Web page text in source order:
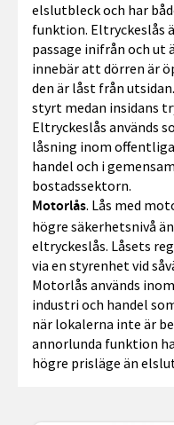
elslutbleck och har
funktion. Eltryckeslås
passage inifrån och
innebär att dörren är
den är låst från
styrt medan insidans
Eltryckeslås används
låsning inom
handel och i
bostadssektorn.
Motorlås. Lås med
högre säkerhetsnivå
eltryckeslås. Låsets
via en styrenhet vid
Motorlås används
industri och handel
när lokalerna inte är
annorlunda funktion
högre prisläge än